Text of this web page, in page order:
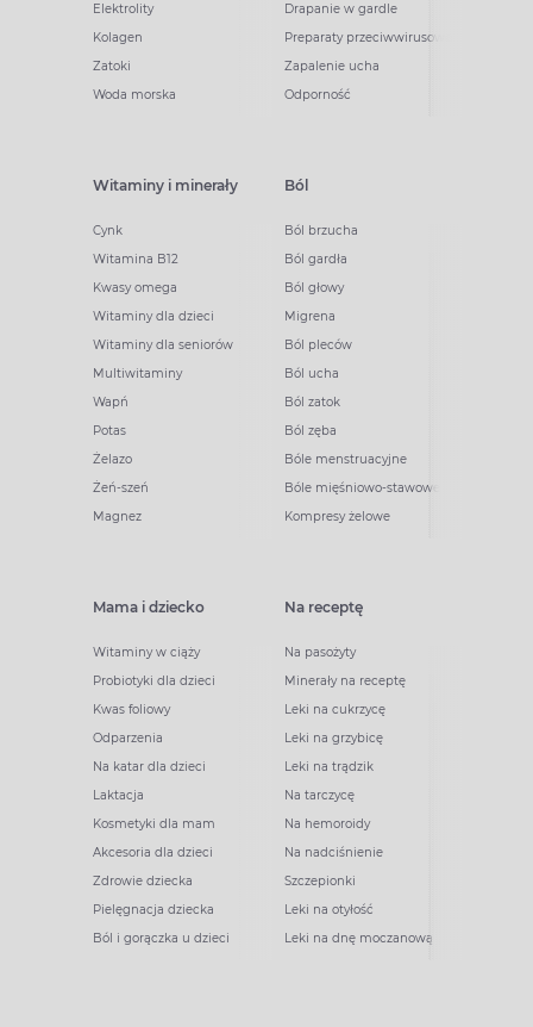
Elektrolity
Kolagen
Zatoki
Woda morska
Drapanie w gardle
Preparaty przeciwwirusowe
Zapalenie ucha
Odporność
Witaminy i minerały
Cynk
Witamina B12
Kwasy omega
Witaminy dla dzieci
Witaminy dla seniorów
Multiwitaminy
Wapń
Potas
Żelazo
Żeń-szeń
Magnez
Ból
Ból brzucha
Ból gardła
Ból głowy
Migrena
Ból pleców
Ból ucha
Ból zatok
Ból zęba
Bóle menstruacyjne
Bóle mięśniowo-stawowe
Kompresy żelowe
Mama i dziecko
Witaminy w ciąży
Probiotyki dla dzieci
Kwas foliowy
Odparzenia
Na katar dla dzieci
Laktacja
Kosmetyki dla mam
Akcesoria dla dzieci
Zdrowie dziecka
Pielęgnacja dziecka
Ból i gorączka u dzieci
Na receptę
Na pasożyty
Minerały na receptę
Leki na cukrzycę
Leki na grzybicę
Leki na trądzik
Na tarczycę
Na hemoroidy
Na nadciśnienie
Szczepionki
Leki na otyłość
Leki na dnę moczanową